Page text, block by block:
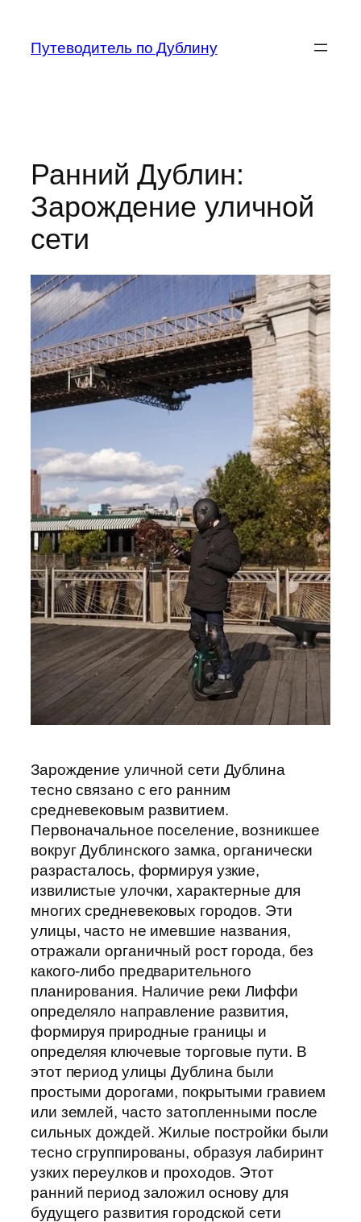
содержимому
Путеводитель по Дублину
Ранний Дублин:
Зарождение уличной
сети
Зарождение уличной сети Дублина
тесно связано с его ранним
средневековым развитием.
Первоначальное поселение, возникшее
вокруг Дублинского замка, органически
разрасталось, формируя узкие,
извилистые улочки, характерные для
многих средневековых городов. Эти
улицы, часто не имевшие названия,
отражали органичный рост города, без
какого-либо предварительного
планирования. Наличие реки Лиффи
определяло направление развития,
формируя природные границы и
определяя ключевые торговые пути. В
этот период улицы Дублина были
простыми дорогами, покрытыми гравием
или землей, часто затопленными после
сильных дождей. Жилые постройки были
тесно сгруппированы, образуя лабиринт
узких переулков и проходов. Этот
ранний период заложил основу для
будущего развития городской сети